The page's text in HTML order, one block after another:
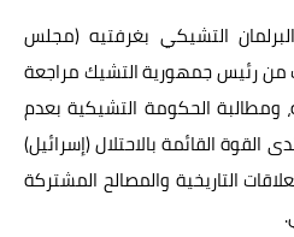
التشيكي بغرفتيه (مجلس
من رئيس جمهورية التشيك مراجعة
ومطالبة الحكومة التشيكية بعدم
القائمة بالاحتلال (إسرائيل)
التاريخية والمصالح المشتركة